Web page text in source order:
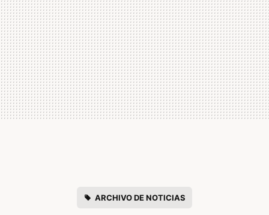
ARCHIVO DE NOTICIAS